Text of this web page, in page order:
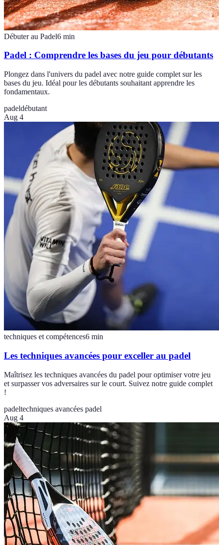
Débuter au Padel6 min
Padel : Comprendre les bases du jeu pour débutants
Plongez dans l'univers du padel avec notre guide complet sur les
bases du jeu. Idéal pour les débutants souhaitant apprendre les
fondamentaux.
padeldébutant
Aug 4
techniques et compétences6 min
Les techniques avancées pour exceller au padel
Maîtrisez les techniques avancées du padel pour optimiser votre jeu
et surpasser vos adversaires sur le court. Suivez notre guide complet
!
padeltechniques avancées padel
Aug 4